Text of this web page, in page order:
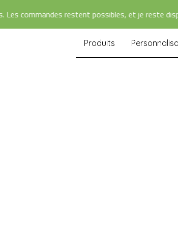
restent possibles, et je reste
Produits